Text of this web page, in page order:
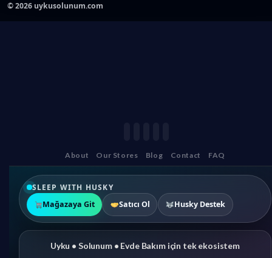
©2026 uykusolunum.com
About Our Stores Blog Contact FAQ
SLEEP WITH HUSKY
Mağazaya Git
Satıcı Ol Husky Destek
Uyku • Solunum • Evde Bakım için tek ekosistem